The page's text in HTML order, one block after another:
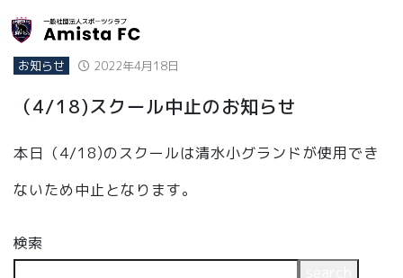
お知らせ 2022年4月18日
（4/18)スクール中止のお知らせ
本日（4/18)のスクールは清水小グランドが使用でき
ないため中止となります。
検索